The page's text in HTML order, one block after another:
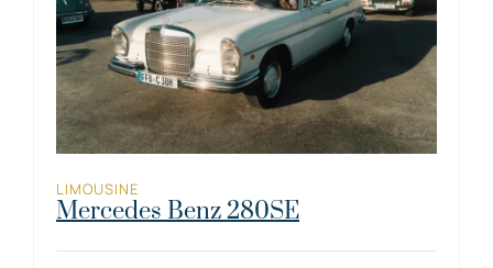
LIMOUSINE
Mercedes Benz 280SE